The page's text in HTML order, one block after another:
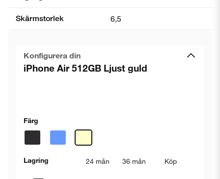
Skärmstorlek 6,5
Konfigurera din
iPhone Air 512GB Ljust guld
Färg
Lagring 24 mån 36 mån Köp